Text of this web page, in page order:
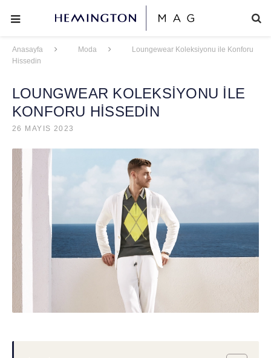
Anasayfa Moda
Loungewear Koleksiyonu ile Konforu
Hissedin
LOUNGWEAR KOLEKSİYONU İLE
KONFORU HİSSEDİN
26 MAYIS 2023